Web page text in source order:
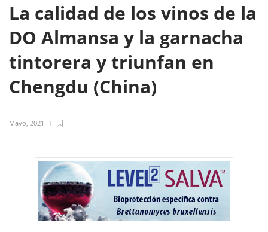
La calidad de los vinos de la
DO Almansa y la garnacha
tintorera y triunfan en
Chengdu (China)
Mayo, 2021